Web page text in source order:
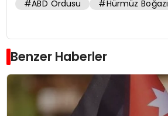
#ABD Ordusu #Hürmüz Boğazı
Benzer Haberler